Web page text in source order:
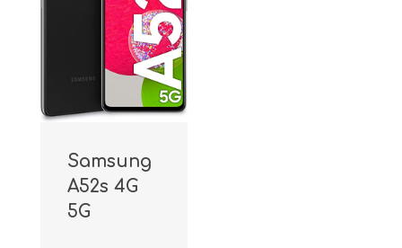
Samsung
A52s 4G
5G